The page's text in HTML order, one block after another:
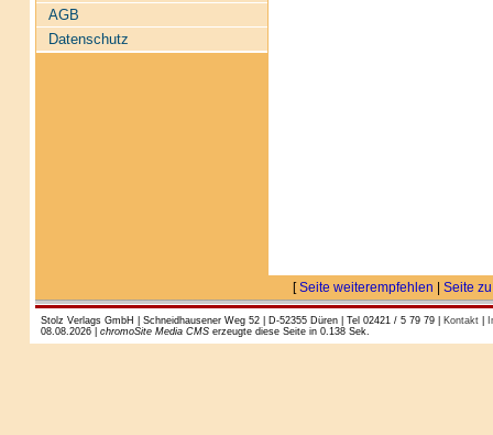
AGB
Datenschutz
[Seite weiterempfehlen Seite
Stolz Verlags GmbH | Schneidhausener Weg 52 | D-52355 Düren | Tel 02421 / 5 79 79 | Kontakt|
08.08.2026 | chromoSite Media CMSerzeugte diese Seite in 0.138 Sek.